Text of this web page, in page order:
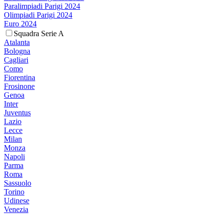
Paralimpiadi Parigi 2024
Olimpiadi Parigi 2024
Euro 2024
Squadra Serie A
Atalanta
Bologna
Cagliari
Como
Fiorentina
Frosinone
Genoa
Inter
Juventus
Lazio
Lecce
Milan
Monza
Napoli
Parma
Roma
Sassuolo
Torino
Udinese
Venezia